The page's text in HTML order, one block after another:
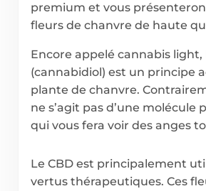
premium et vous
fleurs de chanvre de haute
Encore appelé cannabis light,
(cannabidiol) est un principe
plante de chanvre.
ne s’agit pas d’une molécule
qui vous fera voir des anges
Le CBD est principalement
vertus thérapeutiques. Ces